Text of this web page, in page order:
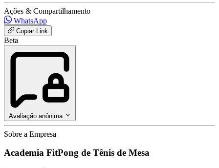
Ações & Compartilhamento
WhatsApp
Copiar Link
Beta
Avaliação anônima
Sobre a Empresa
Academia FitPong de Tênis de Mesa